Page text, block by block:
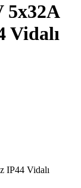
5x32A
Vidalı
IP44 Vidalı